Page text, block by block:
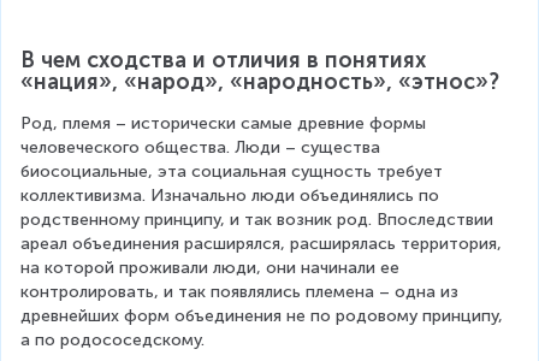
В чем сходства и отличия в понятиях
«нация», «народ», «народность», «этнос»?
Род, племя – исторически самые древние формы
человеческого общества. Люди – существа
биосоциальные, эта социальная сущность требует
коллективизма. Изначально люди объединялись по
родственному принципу, и так возник род. Впоследствии
ареал объединения расширялся, расширялась территория,
на которой проживали люди, они начинали ее
контролировать, и так появлялись племена – одна из
древнейших форм объединения не по родовому принципу,
а по родососедскому.